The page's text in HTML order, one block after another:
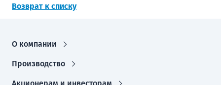
Возврат к списку
О компании
Производство